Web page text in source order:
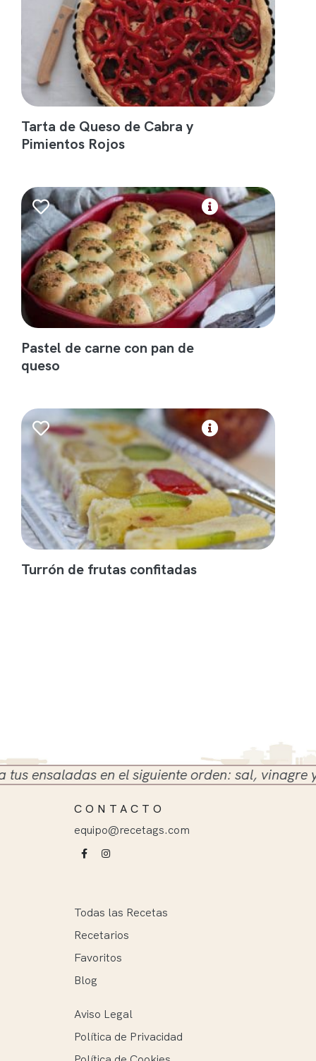
Tarta de Queso de Cabra y
Pimientos Rojos
Pastel de carne con pan de
queso
Turrón de frutas confitadas
en el siguiente orden: sal, vinagre y
CONTACTO
equipo@recetags.com
Todas las Recetas
Recetarios
Favoritos
Blog
Aviso Legal
Política de Privacidad